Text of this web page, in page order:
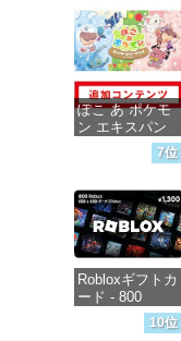
価格：¥1,000
ぽこ あ ポケモ
ン エキスパン
ションパス|オン
ラインコード版
価格：¥4,400
7位
Robloxギフトカ
ード - 800
Robux 【限定バ
ーチャルアイテ
10位